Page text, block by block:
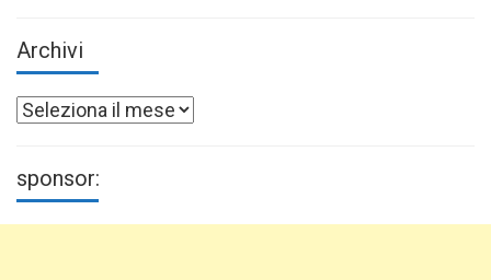
Archivi
Archivi
sponsor: